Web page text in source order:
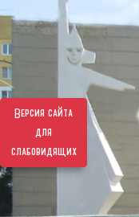
Версия сайта
для
слабовидящих